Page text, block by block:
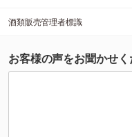
酒類販売管理者標識
お客様の声をお聞かせく